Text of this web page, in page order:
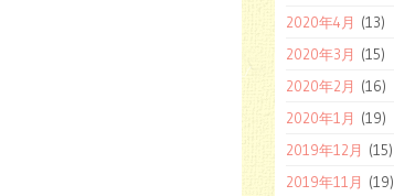
2020年4月 (13)
2020年3月 (15)
2020年2月 (16)
2020年1月 (19)
2019年12月 (15)
2019年11月 (19)